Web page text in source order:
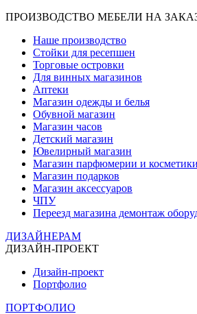
ПРОИЗВОДСТВО МЕБЕЛИ НА
Наше производство
Стойки для ресепшен
Торговые островки
Для винных магазинов
Аптеки
Магазин одежды и белья
Обувной магазин
Магазин часов
Детский магазин
Ювелирный магазин
Магазин парфюмерии и косметики
Магазин подарков
Магазин аксессуаров
ЧПУ
Переезд магазина демонтаж
ДИЗАЙНЕРАМ
ДИЗАЙН-ПРОЕКТ
Дизайн-проект
Портфолио
ПОРТФОЛИО